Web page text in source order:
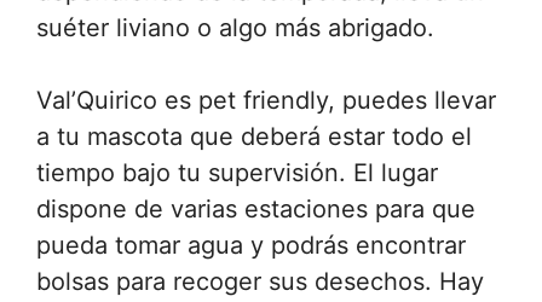
suéter liviano o algo más abrigado.
Val’Quirico es pet friendly, puedes llevar
a tu mascota que deberá estar todo el
tiempo bajo tu supervisión. El lugar
dispone de varias estaciones para que
pueda tomar agua y podrás encontrar
bolsas para recoger sus desechos. Hay